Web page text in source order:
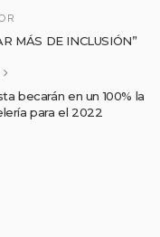
MÁS DE INCLUSIÓN”
becarán en un 100% la
para el 2022